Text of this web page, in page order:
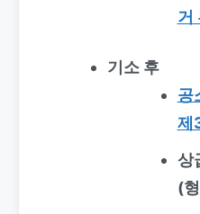
거
기소 후
공
제
상
(